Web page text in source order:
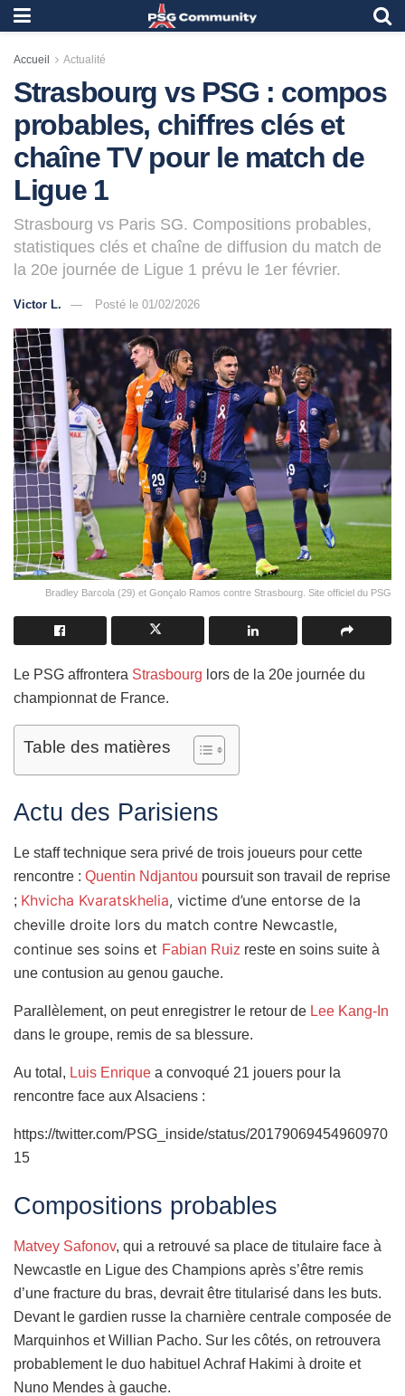
Accueil Actualité
Strasbourg vs PSG : compos
probables, chiffres clés et
chaîne TV pour le match de
Ligue 1
Strasbourg vs Paris SG. Compositions probables,
statistiques clés et chaîne de diffusion du match de
la 20e journée de Ligue 1 prévu le 1er février.
Victor L. Posté le 01/02/2026
Bradley Barcola (29) et Gonçalo Ramos contre Strasbourg. Site officiel du PSG
Le PSG affrontera Strasbourg lors de la 20e journée du
championnat de France.
Table des matières
Actu des Parisiens
Le staff technique sera privé de trois joueurs pour cette
rencontre : Quentin Ndjantou poursuit son travail de reprise
; Khvicha Kvaratskhelia, victime d’une entorse de la
cheville droite lors du match contre Newcastle,
continue ses soins et Fabian Ruiz reste en soins suite à
une contusion au genou gauche.
Parallèlement, on peut enregistrer le retour de Lee Kang-In
dans le groupe, remis de sa blessure.
Au total, Luis Enrique a convoqué 21 jouers pour la
rencontre face aux Alsaciens :
https://twitter.com/PSG_inside/status/20179069454960970
15
Compositions probables
Matvey Safonov, qui a retrouvé sa place de titulaire face à
Newcastle en Ligue des Champions après s’être remis
d’une fracture du bras, devrait être titularisé dans les buts.
Devant le gardien russe la charnière centrale composée de
Marquinhos et Willian Pacho. Sur les côtés, on retrouvera
probablement le duo habituel Achraf Hakimi à droite et
Nuno Mendes à gauche.